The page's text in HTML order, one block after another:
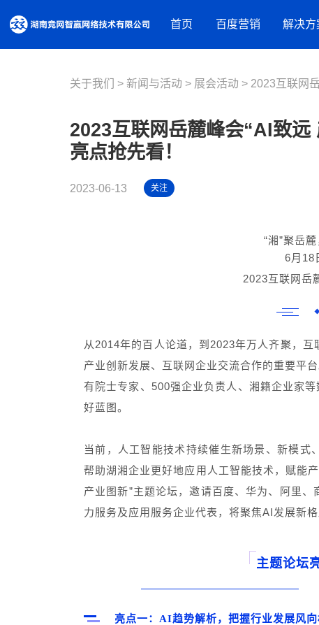
首页 百度营销
营销资源
百度品牌广告
百度爱采购
百度律临
基木鱼
解决方
品牌建设解决方案
抖音蓝V内容营销
行业解决方案
教育培训
关于我们 新闻与活动 展会活动 2023互联网岳
2023互联网岳麓峰会“AI致
亮点抢先看！
2023-06-13 关注
“湘”聚岳
6月18
2023互联网岳
从2014年的百人论道，到2023年万人齐聚，
产业创新发展、互联网企业交流合作的重要平
有院士专家、500强企业负责人、湘籍企业家
好蓝图。
当前，人工智能技术持续催生新场景、新模式
帮助湖湘企业更好地应用人工智能技术，赋能
产业图新”主题论坛，邀请百度、华为、阿里
力服务及应用服务企业代表，将聚焦AI发展新
主题论坛
亮点一：AI趋势解析，把握行业发展风向